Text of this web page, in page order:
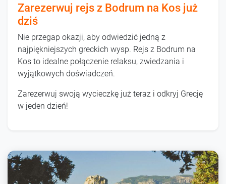
Zarezerwuj rejs z Bodrum na Kos już
dziś
Nie przegap okazji, aby odwiedzić jedną z
najpiękniejszych greckich wysp. Rejs z Bodrum na
Kos to idealne połączenie relaksu, zwiedzania i
wyjątkowych doświadczeń.
Zarezerwuj swoją wycieczkę już teraz i odkryj Grecję
w jeden dzień!